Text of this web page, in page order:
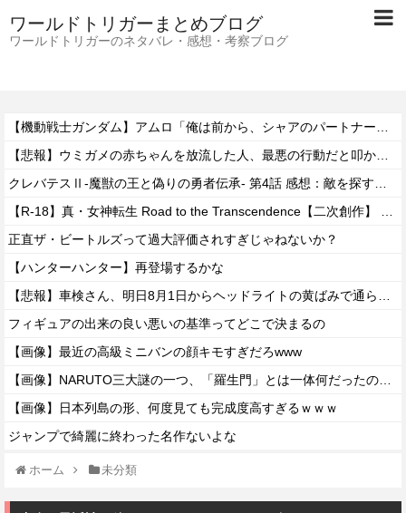
ワールドトリガーまとめブログ
ワールドトリガーのネタバレ・感想・考察ブログ
正直ザ・ビートルズって過大評価されすぎじゃねないか？
【ハンターハンター】再登場するかな
フィギュアの出来の良い悪いの基準ってどこで決まるの
【画像】最近の高級ミニバンの顔キモすぎだろwww
【画像】日本列島の形、何度見ても完成度高すぎるｗｗｗ
ジャンプで綺麗に終わった名作ないよな
ホーム 未分類